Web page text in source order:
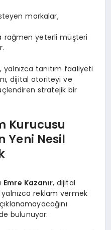
markalar,
rağmen yeterli müşteri
tanıtım faaliyeti
dijital otoriteyi ve
stratejik bir
Kurucusu
Yeni Nesil
Emre Kazanır, dijital
reklam vermek
bulunuyor: